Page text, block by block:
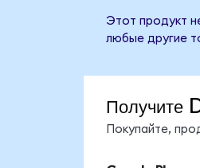
Этот продукт
любые другие
Получите
Покупайте,